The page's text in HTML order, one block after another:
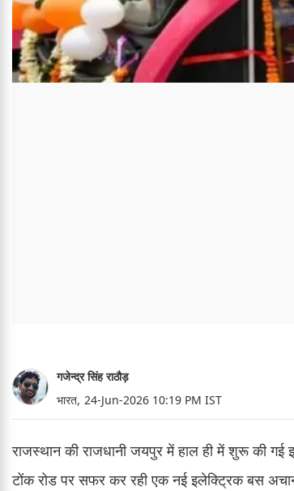
गजेन्द्र सिंह राठौड़
भारत, 24-Jun-2026 10:19 PM IST
राजस्थान की राजधानी जयपुर में हाल ही में शुरू की
टोंक रोड पर सफर कर रही एक नई इलेक्ट्रिक बस